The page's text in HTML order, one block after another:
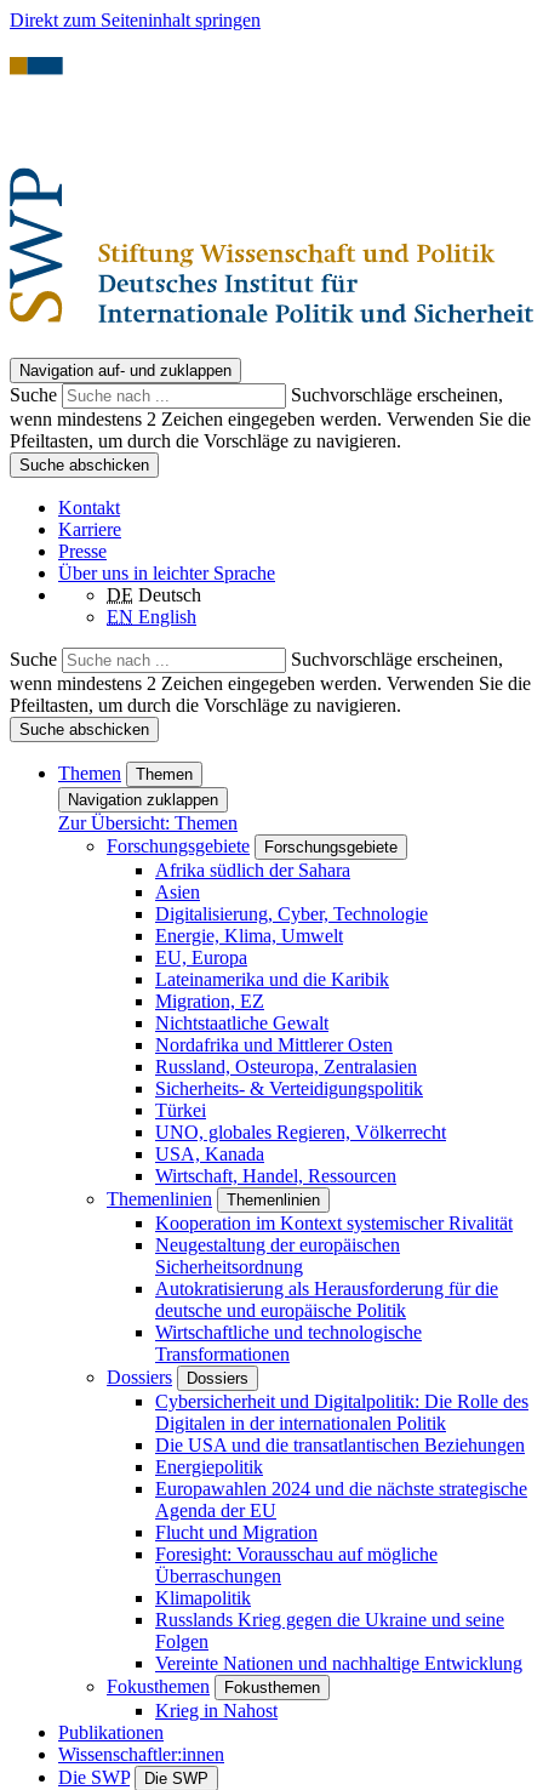
Direkt zum Seiteninhalt springen
Navigation auf- und zuklappen
Suche
Suchvorschläge erscheinen,
wenn mindestens 2 Zeichen eingegeben werden. Verwenden Sie die
Pfeiltasten, um durch die Vorschläge zu navigieren.
Suche abschicken
Kontakt
Karriere
Presse
Über uns in leichter Sprache
DE Deutsch
EN English
Suche
Suchvorschläge erscheinen,
wenn mindestens 2 Zeichen eingegeben werden. Verwenden Sie die
Pfeiltasten, um durch die Vorschläge zu navigieren.
Suche abschicken
Themen
Themen
Navigation zuklappen
Zur Übersicht: Themen
Forschungsgebiete
Forschungsgebiete
Afrika südlich der Sahara
Asien
Digitalisierung, Cyber, Technologie
Energie, Klima, Umwelt
EU, Europa
Lateinamerika und die Karibik
Migration, EZ
Nichtstaatliche Gewalt
Nordafrika und Mittlerer Osten
Russland, Osteuropa, Zentralasien
Sicherheits- & Verteidigungspolitik
Türkei
UNO, globales Regieren, Völkerrecht
USA, Kanada
Wirtschaft, Handel, Ressourcen
Themenlinien
Themenlinien
Kooperation im Kontext systemischer Rivalität
Neugestaltung der europäischen
Sicherheitsordnung
Autokratisierung als Herausforderung für die
deutsche und europäische Politik
Wirtschaftliche und technologische
Transformationen
Dossiers
Dossiers
Cybersicherheit und Digitalpolitik: Die Rolle des
Digitalen in der internationalen Politik
Die USA und die transatlantischen Beziehungen
Energiepolitik
Europawahlen 2024 und die nächste strategische
Agenda der EU
Flucht und Migration
Foresight: Vorausschau auf mögliche
Überraschungen
Klimapolitik
Russlands Krieg gegen die Ukraine und seine
Folgen
Vereinte Nationen und nachhaltige Entwicklung
Fokusthemen
Fokusthemen
Krieg in Nahost
Publikationen
Wissenschaftler:innen
Die SWP
Die SWP